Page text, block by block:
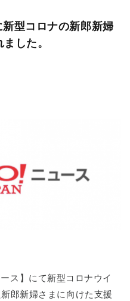
型コロナの新郎新婦
した。
ス】にて新型コロナウイ
郎新婦さまに向けた支援